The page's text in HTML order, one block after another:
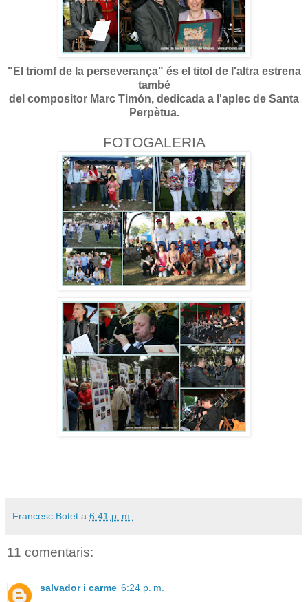
"El triomf de la perseverança" és el titol de l'altra estrena
també
del compositor Marc Timón, dedicada a l'aplec de Santa
Perpètua.
FOTOGALERIA
Francesc Botet a 6:41 p. m.
11 comentaris:
salvador i carme 6:24 p. m.